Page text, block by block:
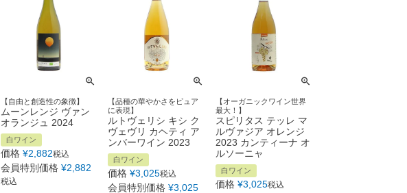
【自由と創造性の象徴】
ムーンレンジ ヴァン
オランジュ 2024
白ワイン
価格 ¥2,882税込
会員特別価格 ¥2,882
税込
【品種の華やかさをピュア
に表現】
ルトヴェリシ キシ ク
ヴェヴリ カヘティ ア
ンバーワイン 2023
白ワイン
価格 ¥3,025税込
会員特別価格 ¥3,025
【オーガニックワイン世界
最大！】
スピリタス テッレ マ
ルヴァジア オレンジ
2023 カンティーナ オ
ルソーニャ
白ワイン
価格 ¥3,025税込